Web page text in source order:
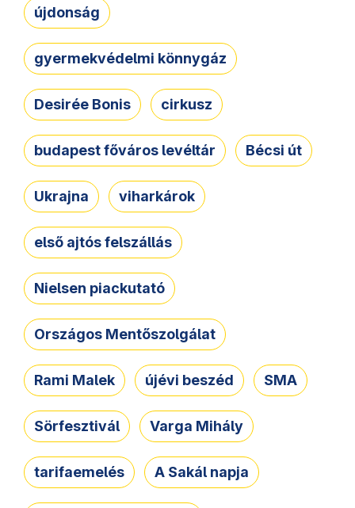
újdonság
gyermekvédelmi könnygáz
Desirée Bonis cirkusz
budapest főváros levéltár Bécsi út
Ukrajna viharkárok
első ajtós felszállás
Nielsen piackutató
Országos Mentőszolgálat
Rami Malek újévi beszéd SMA
Sörfesztivál Varga Mihály
tarifaemelés A Sakál napja